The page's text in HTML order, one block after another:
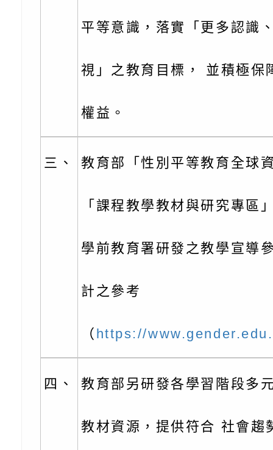
角色驅動的聲音與故
月份公共服務政策溝
台北松山文創園區5
展」
字稿及LCD託播影（
轉知國立臺灣師範大
「115學年度身心障
知能研習」
檢送桃園市政府LED
字稿
函轉國立臺灣師範大
「115學年度身心障
知能研習」
有關桃園市八德區大
學辦理「音樂班第
檢送桃園市政府家庭
子的人際必修課」、
代的親職教養」海報
實體座談會」海報
函轉臺北市勞動力重
委託辦理「2026臺
檢送桃園市政府LED
(星期六)下午2時至5
立臺灣科學教育館（
理「115年度515國
檢送本市115學年度
術才能音樂班鑑定二
函轉本府新聞處115
安全宣導
有關衛生福利部辦
平等意識，落實「更多認識
視」之教育目標， 並積極保
權益。
三、 教育部「性別平等教育全球
「課程教學教材與研究專區
學前教育署研發之教學宣導
計之參考
（ https://
四、 教育部另研發各學習階段多
教材資源，提供符合 社會趨